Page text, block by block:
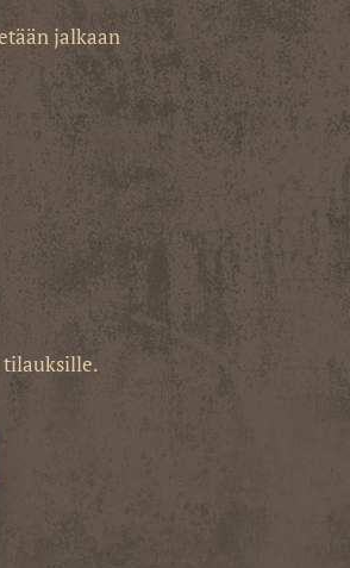
jalkaan
tilauksille.